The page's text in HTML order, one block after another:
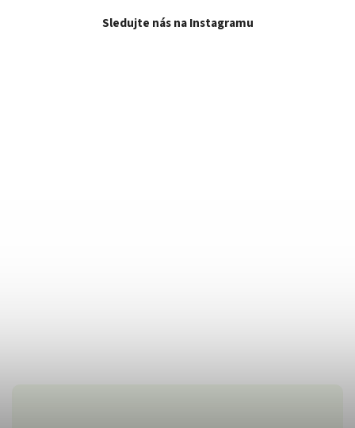
Sledujte nás na Instagramu